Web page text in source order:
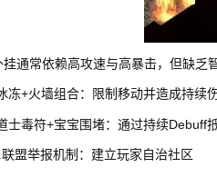
挂通常依赖高攻速与高暴击，但缺乏
冻+火墙组合：限制移动并造成持续伤
士毒符+宝宝围堵：通过持续Debuff
盟举报机制：建立玩家自治社区